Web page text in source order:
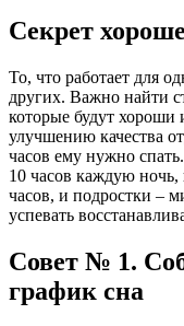
Секрет
То, что работает для
других. Важно найти
которые будут
улучшению качества
часов ему нужно
10 часов каждую ночь,
часов, и подростки –
успевать
Совет № 1.
график сна